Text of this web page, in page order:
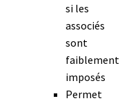
si les
associés
sont
faiblement
imposés
Permet